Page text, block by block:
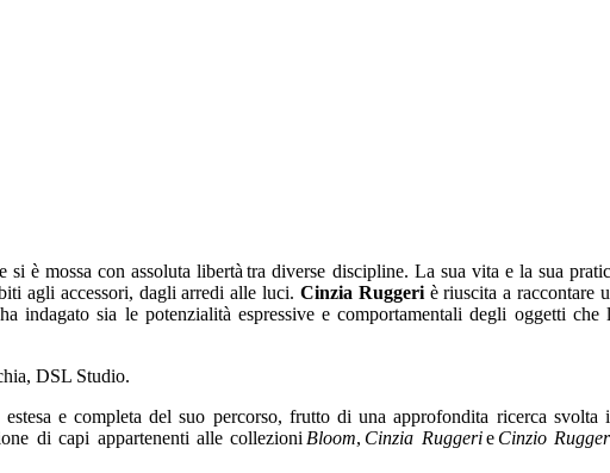
è mossa con assoluta libertà tra diverse discipline. La sua vita e la sua
agli accessori, dagli arredi alle luci. Cinzia Ruggeriè riuscita a raccontare
indagato sia le potenzialità espressive e comportamentali degli oggetti che
e completa del suo percorso, frutto di una approfondita ricerca svolta
di capi appartenenti alle collezioni Bloom, Cinzia Ruggerie Cinzio